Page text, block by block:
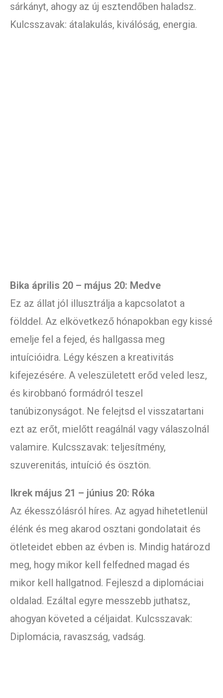
sárkányt, ahogy az új esztendőben haladsz.
Kulcsszavak: átalakulás, kiválóság, energia.
Bika április 20 – május 20: Medve
Ez az állat jól illusztrálja a kapcsolatot a
földdel. Az elkövetkező hónapokban egy kissé
emelje fel a fejed, és hallgassa meg
intuícióidra. Légy készen a kreativitás
kifejezésére. A veleszületett erőd veled lesz,
és kirobbanó formádról teszel
tanúbizonyságot. Ne felejtsd el visszatartani
ezt az erőt, mielőtt reagálnál vagy válaszolnál
valamire. Kulcsszavak: teljesítmény,
szuverenitás, intuíció és ösztön.
Ikrek május 21 – június 20: Róka
Az ékesszólásról híres. Az agyad hihetetlenül
élénk és meg akarod osztani gondolatait és
ötleteidet ebben az évben is. Mindig határozd
meg, hogy mikor kell felfedned magad és
mikor kell hallgatnod. Fejleszd a diplomáciai
oldalad. Ezáltal egyre messzebb juthatsz,
ahogyan követed a céljaidat. Kulcsszavak:
Diplomácia, ravaszság, vadság.